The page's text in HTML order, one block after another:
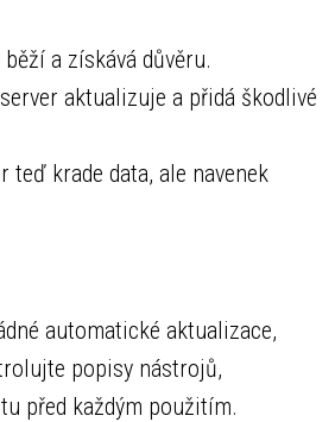
a získává důvěru.
aktualizuje a přidá škodlivé
teď krade data, ale navenek
automatické aktualizace,
popisy nástrojů,
před každým použitím.